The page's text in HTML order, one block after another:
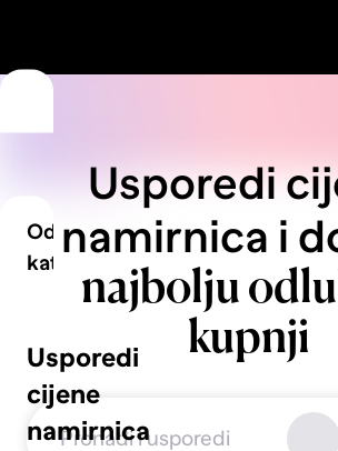
Usporedi
cijene
namirnica
Odaberi
kategoriju
Voće
Usporedi
namirnica i
najbolju
kupnji